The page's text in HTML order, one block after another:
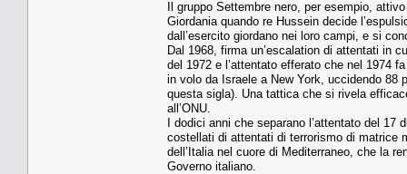
Il gruppo Settembre nero, per esempio,
Giordania quando re Hussein decide
dall’esercito giordano nei loro campi, e si
Dal 1968, firma un’escalation di attentati in
del 1972 e l’attentato efferato che nel 1974
in volo da Israele a New York, uccidendo 88
questa sigla). Una tattica che si rivela
all’ONU.
I dodici anni che separano l’attentato del 17
costellati di attentati di terrorismo di matrice
dell’Italia nel cuore di Mediterraneo, che la
Governo italiano.